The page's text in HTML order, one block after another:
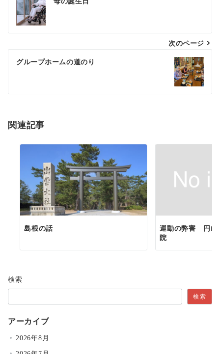
次のページ
グループホームの道のり
関連記事
島根の話
運動の弊害 円山
院
検索
検索
アーカイブ
2026年8月